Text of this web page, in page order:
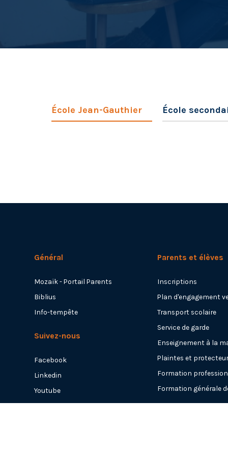
Mauvais temps et suspension des
Vie
École Jean-Gauthier École
Général
Mozaïk - Portail Parents
Biblius
Info-tempête
Suivez-nous
Facebook
Linkedin
Youtube
Instagram
Parents et élèves
Inscriptions
Plan d'engagement
Transport scolaire
Service de garde
Enseignement à la
Plaintes et protecteur
Formation
Formation générale